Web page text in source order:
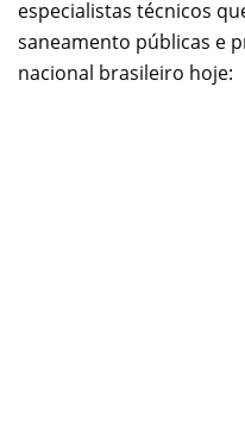
especialistas técnicos
saneamento públicas e
nacional brasileiro hoje: